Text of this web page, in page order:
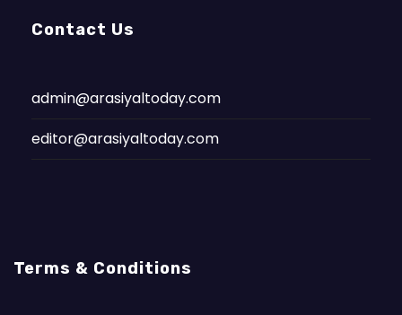
Contact Us
admin@arasiyaltoday.com
editor@arasiyaltoday.com
Terms & Conditions